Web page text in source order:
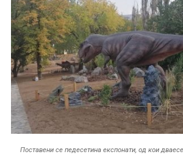
Поставени се педесетина експонати, од кои